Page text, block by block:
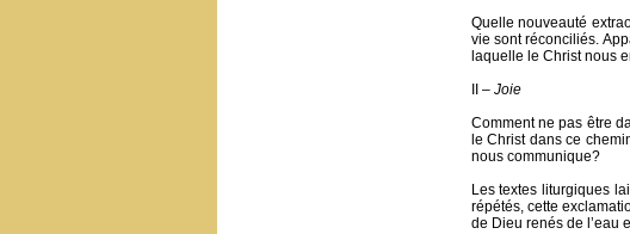
Quelle nouveauté
vie sont réconciliés.
laquelle le Christ nous
II –Joie
Comment ne pas être
le Christ dans ce
nous communique?
Les textes liturgiques
répétés, cette
de Dieu renés de l’eau